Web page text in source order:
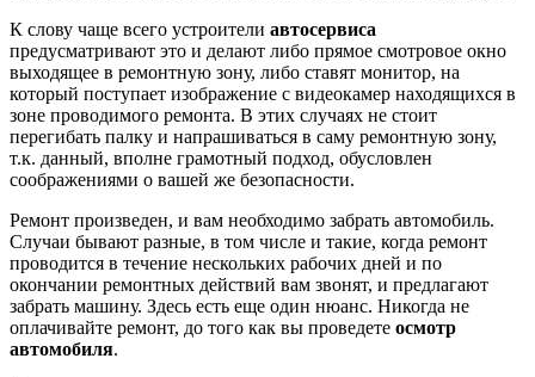
К слову чаще всего устроители автосервиса
предусматривают это и делают либо прямое смотровое окно
выходящее в ремонтную зону, либо ставят монитор, на
который поступает изображение с видеокамер находящихся в
зоне проводимого ремонта. В этих случаях не стоит
перегибать палку и напрашиваться в саму ремонтную зону,
т.к. данный, вполне грамотный подход, обусловлен
соображениями о вашей же безопасности.
Ремонт произведен, и вам необходимо забрать автомобиль.
Случаи бывают разные, в том числе и такие, когда ремонт
проводится в течение нескольких рабочих дней и по
окончании ремонтных действий вам звонят, и предлагают
забрать машину. Здесь есть еще один нюанс. Никогда не
оплачивайте ремонт, до того как вы проведете осмотр
автомобиля.